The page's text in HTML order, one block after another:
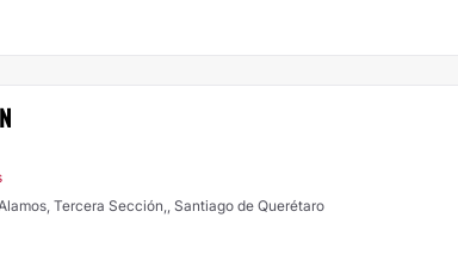
Tercera Sección,, Santiago de Querétaro